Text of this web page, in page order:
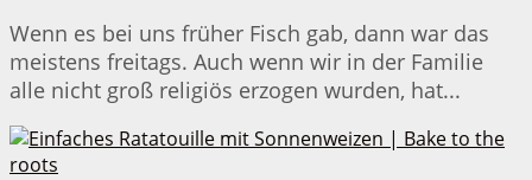
Wenn es bei uns früher Fisch gab, dann war das
meistens freitags. Auch wenn wir in der Familie
alle nicht groß religiös erzogen wurden, hat...